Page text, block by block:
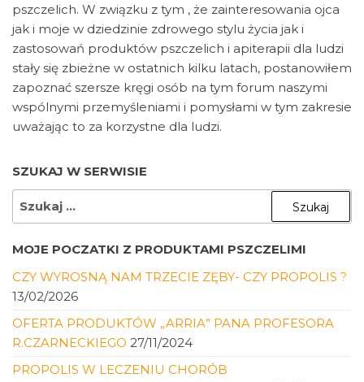
pszczelich. W związku z tym , że zainteresowania ojca
jak i moje w dziedzinie zdrowego stylu życia jak i
zastosowań produktów pszczelich i apiterapii dla ludzi
stały się zbieżne w ostatnich kilku latach, postanowiłem
zapoznać szersze kręgi osób na tym forum naszymi
wspólnymi przemyśleniami i pomysłami w tym zakresie
uważając to za korzystne dla ludzi.
SZUKAJ W SERWISIE
SZUKAJ:
MOJE POCZATKI Z PRODUKTAMI PSZCZELIMI
CZY WYROSNĄ NAM TRZECIE ZĘBY- CZY PROPOLIS ?
13/02/2026
OFERTA PRODUKTÓW „ARRIA” PANA PROFESORA
R.CZARNECKIEGO 27/11/2024
PROPOLIS W LECZENIU CHORÓB